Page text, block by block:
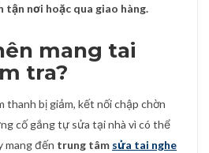
tận nơi hoặc qua giao hàng.
mang tai
tra?
thanh bị giảm, kết nối chập chờn
cố gắng tự sửa tại nhà vì có thể
mang đến trung tâm sửa tai nghe